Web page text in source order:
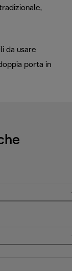
da usare
porta in